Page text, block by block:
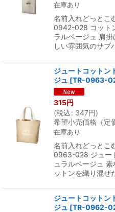
在庫あり
名前入れどっと
0942-028 コット
ラルベージュ 肩
しい雰囲気のサ
ジュートコットン
ジュ [TR-0963-
315円
(税込: 347円)
希望小売価格（定
在庫あり
名前入れどっと
0963-028 ジュー
ュラルベージュ
ットンを織り混
ジュートコットン
ジュ [TR-0962-